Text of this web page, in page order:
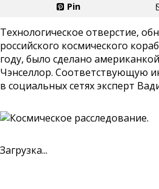
Pin
Технологическое отверстие,
российского космического
году, было сделано
Чэнселлор. Соответствующую
в социальных сетях эксперт
Загрузка...